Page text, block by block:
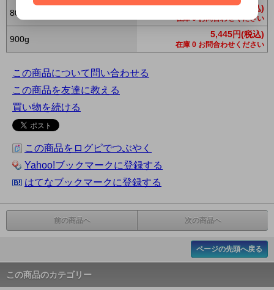
800g 5,225円(税込)
在庫 0 お問合わせください
900g 5,445円(税込)
在庫 0 お問合わせください
この商品について問い合わせる
この商品を友達に教える
買い物を続ける
この商品をログピでつぶやく
Yahoo!ブックマークに登録する
はてなブックマークに登録する
前の商品へ 次の商品へ
ページの先頭へ戻る
この商品のカテゴリー